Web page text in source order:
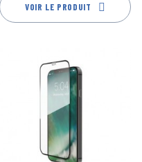
VOIR LE PRODUIT